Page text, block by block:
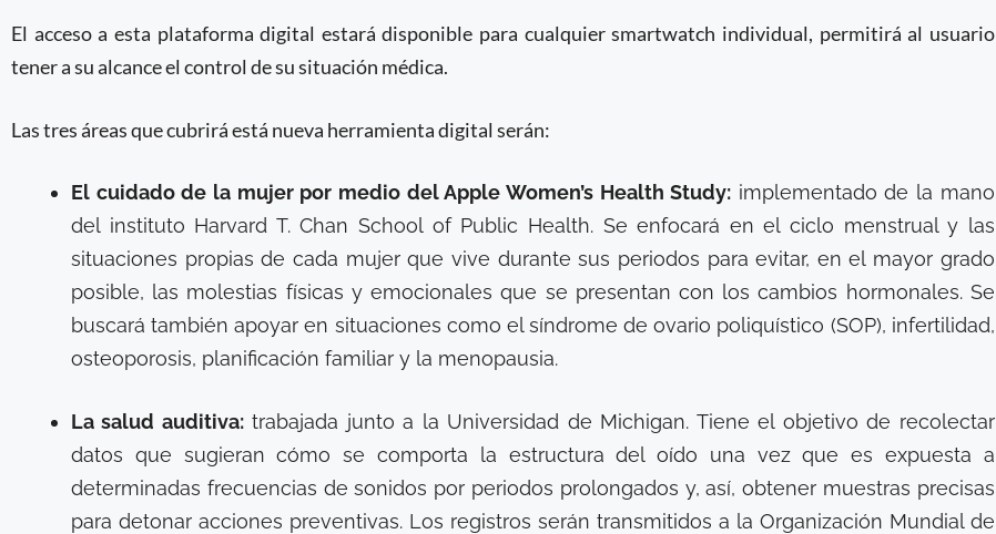
El acceso a esta plataforma digital estará disponible para cualquier smartwatch individual, permitirá al usuario
tener a su alcance el control de su situación médica.
Las tres áreas que cubrirá está nueva herramienta digital serán:
El cuidado de la mujer por medio del Apple Women’s Health Study: implementado de la mano
del instituto Harvard T. Chan School of Public Health. Se enfocará en el ciclo menstrual y las
situaciones propias de cada mujer que vive durante sus periodos para evitar, en el mayor grado
posible, las molestias físicas y emocionales que se presentan con los cambios hormonales. Se
buscará también apoyar en situaciones como el síndrome de ovario poliquístico (SOP), infertilidad,
osteoporosis, planificación familiar y la menopausia.
La salud auditiva:trabajada junto a la Universidad de Michigan. Tiene el objetivo de recolectar
datos que sugieran cómo se comporta la estructura del oído una vez que es expuesta a
determinadas frecuencias de sonidos por periodos prolongados y, así, obtener muestras precisas
para detonar acciones preventivas. Los registros serán transmitidos a la Organización Mundial de